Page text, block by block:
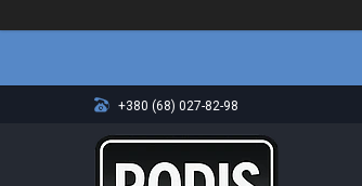
+380 (68) 027-82-98